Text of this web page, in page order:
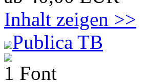
Inhalt zeigen >>
Publica TB
1 Font